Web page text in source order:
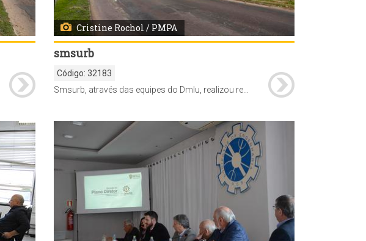
Cristine Rochol / PMPA
smsurb
Código:32183